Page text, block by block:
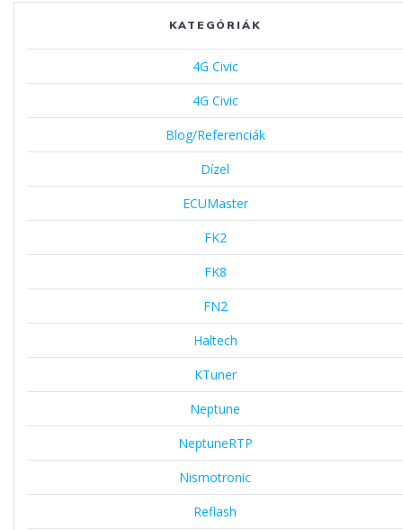
KATEGÓRIÁK
4G Civic
4G Civic
Blog/Referenciák
Dízel
ECUMaster
FK2
FK8
FN2
Haltech
KTuner
Neptune
NeptuneRTP
Nismotronic
Reflash